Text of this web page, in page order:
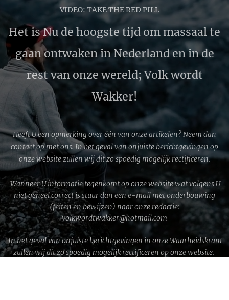
VIDEO: TAKE THE RED PILL 🔴
Het is Nu de hoogste tijd om massaal te
gaan ontwaken in Nederland en in de
rest van onze wereld; Volk wordt
Wakker!
Heeft U een opmerking over één van onze artikelen? Neem dan
contact op met ons. In het geval van onjuiste berichtgevingen op
onze website zullen wij dit zo spoedig mogelijk rectificeren.
Wanneer U informatie tegenkomt op onze website wat volgens U
niet geheel correct is stuur dan een e-mail met onderbouwing
(feiten en bewijzen) naar onze redactie:
volkwordtwakker@hotmail.com
In het geval van onjuiste berichtgevingen in onze Waarheidskrant
zullen wij dit zo spoedig mogelijk rectificeren op onze website.